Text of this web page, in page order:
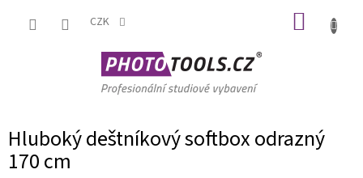
CZK
Hluboký deštníkový softbox odrazný
170 cm